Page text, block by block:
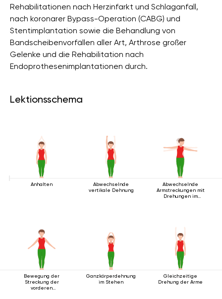
Rehabilitationen nach Herzinfarkt und Schlaganfall,
nach koronarer Bypass-Operation (CABG) und
Stentimplantation sowie die Behandlung von
Bandscheibenvorfällen aller Art, Arthrose großer
Gelenke und die Rehabilitation nach
Endoprothesenimplantationen durch.
Lektionsschema
Anhalten
Abwechselnde
vertikale Dehnung
Abwechselnde
Armstreckungen mit
Drehungen im
Bewegung der
Streckung der
vorderen
Ganzkörperdehnung
im Stehen
Gleichzeitige
Drehung der Arme